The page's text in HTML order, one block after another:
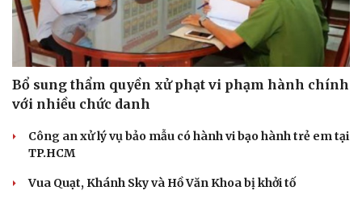
Bổ sung thẩm quyền xử phạt vi phạm hành chính
với nhiều chức danh
Công an xử lý vụ bảo mẫu có hành vi bạo hành trẻ em tại
TP.HCM
Vua Quạt, Khánh Sky và Hồ Văn Khoa bị khởi tố